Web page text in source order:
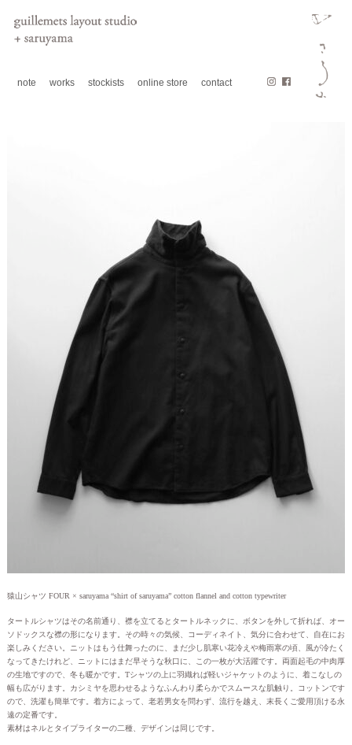
note works stockists online store contact
猿山シャツ FOUR × saruyama “shirt of saruyama” cotton flannel and cotton typewriter
タートルシャツはその名前通り、襟を立てるとタートルネックに、ボタンを外して折れば、オー
ソドックスな襟の形になります。その時々の気候、コーディネイト、気分に合わせて、自在にお
楽しみください。ニットはもう仕舞ったのに、まだ少し肌寒い花冷えや梅雨寒の頃、風が冷たく
なってきたけれど、ニットにはまだ早そうな秋口に、この一枚が大活躍です。両面起毛の中肉厚
の生地ですので、冬も暖かです。Tシャツの上に羽織れば軽いジャケットのように、着こなしの
幅も広がります。カシミヤを思わせるようなふんわり柔らかでスムースな肌触り。コットンです
ので、洗濯も簡単です。着方によって、老若男女を問わず、流行を越え、末長くご愛用頂ける永
遠の定番です。
素材はネルとタイプライターの二種、デザインは同じです。